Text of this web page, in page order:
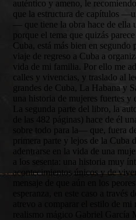
auténtico y ameno, le
que la estructura de capítulos
— que tiene la obra hace de ella
porque el tema que quizás
Cuba, está más bien en
viaje de regreso a Cuba a
vida de mi familia. Por ello me
calles y vivencias, y traslado al
grandes de Cuba, La Habana y
una historia de mujeres fuertes y
La segunda parte del libro, la
de las 482 páginas) hace de él
sobre todo para la— que, fuera
primera parte y lejos de la Cuba
adentrarse en la vida de una
a los sesenta: una historia muy
acontecimientos únicos y de
mensaje de que aún en los
esperanza, en este caso a
atrevo a comparar el estilo de
realismo mágico Gabriel García